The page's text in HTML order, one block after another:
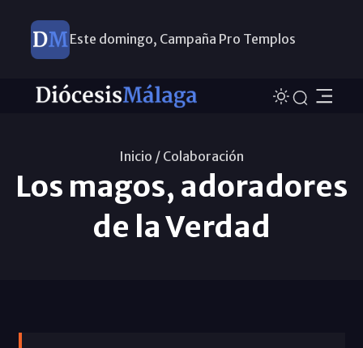
Este domingo, Campaña Pro Templos
Inicio / Colaboración
Los magos, adoradores
de la Verdad